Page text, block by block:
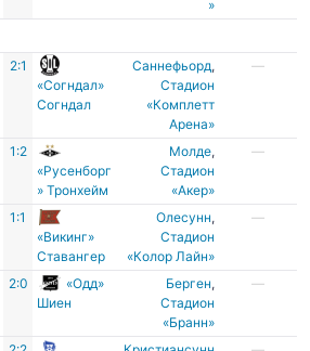
»
2:1
«Согндал»
Согндал
Саннефьорд,
Стадион
«Комплетт
Арена»
—
1:2
«Русенборг
» Тронхейм
Молде,
Стадион
«Акер»
—
1:1
«Викинг»
Ставангер
Олесунн,
Cтадион
«Колор Лайн»
—
2:0
«Одд»
Шиен
Берген,
Стадион
«Бранн»
—